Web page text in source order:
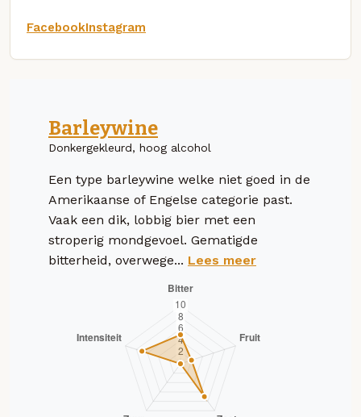
FacebookInstagram
Barleywine
Donkergekleurd, hoog alcohol
Een type barleywine welke niet goed in de
Amerikaanse of Engelse categorie past.
Vaak een dik, lobbig bier met een
stroperig mondgevoel. Gematigde
bitterheid, overwege... Lees meer